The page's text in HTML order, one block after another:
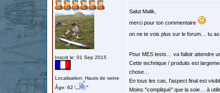
Inscrit le: 01 Sep 2015
Localisation: Hauts de seine
Âge: 62
Salut Malik,
merci pour ton commentaire
on ne te vois plus sur le forum… tu
Pour MES tests… va falloir attendre
Cette technique / produits est
chose…
En tous les cas, l'aspect final est
Moins "compliqué" que la soie… à